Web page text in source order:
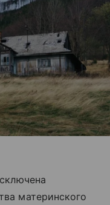
материнского